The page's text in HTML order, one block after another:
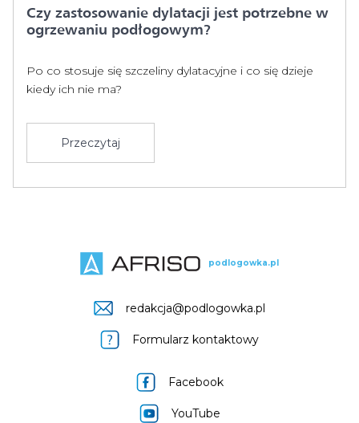
Czy zastosowanie dylatacji jest potrzebne w
ogrzewaniu podłogowym?
Po co stosuje się szczeliny dylatacyjne i co się dzieje
kiedy ich nie ma?
Przeczytaj
podlogowka.pl
redakcja@podlogowka.pl
Formularz kontaktowy
Facebook
YouTube